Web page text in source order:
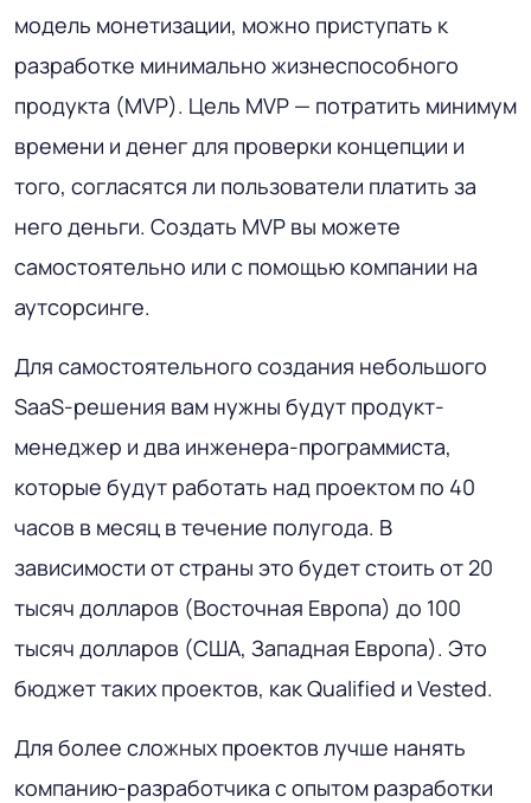
модель монетизации, можно приступать к
разработке минимально жизнеспособного
продукта (MVP). Цель MVP — потратить минимум
времени и денег для проверки концепции и
того, согласятся ли пользователи платить за
него деньги. Создать MVP вы можете
самостоятельно или с помощью компании на
аутсорсинге.
Для самостоятельного создания небольшого
SaaS-решения вам нужны будут продукт-
менеджер и два инженера-программиста,
которые будут работать над проектом по 40
часов в месяц в течение полугода. В
зависимости от страны это будет стоить от 20
тысяч долларов (Восточная Европа) до 100
тысяч долларов (США, Западная Европа). Это
бюджет таких проектов, как Qualified и Vested.
Для более сложных проектов лучше нанять
компанию-разработчика с опытом разработки